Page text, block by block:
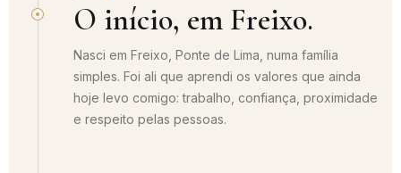
O início, em Freixo.
Nasci em Freixo, Ponte de Lima, numa família
simples. Foi ali que aprendi os valores que ainda
hoje levo comigo: trabalho, confiança, proximidade
e respeito pelas pessoas.